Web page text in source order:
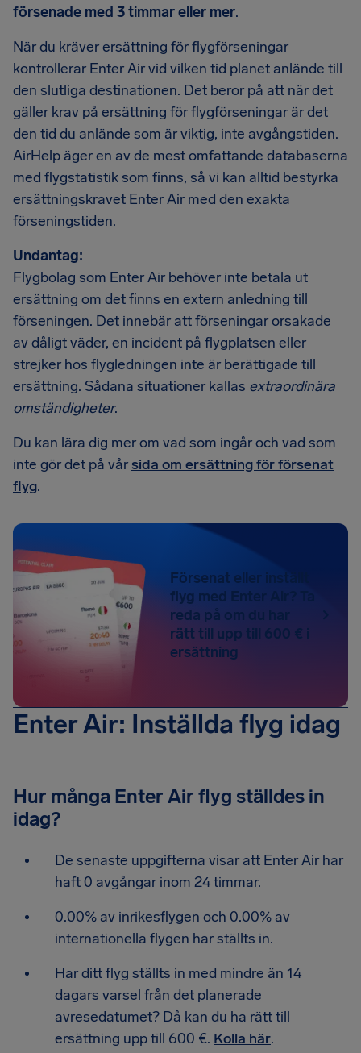
försenade med 3 timmar eller mer.
När du kräver ersättning för flygförseningar
kontrollerar Enter Air vid vilken tid planet anlände till
den slutliga destinationen. Det beror på att när det
gäller krav på ersättning för flygförseningar är det
den tid du anlände som är viktig, inte avgångstiden.
AirHelp äger en av de mest omfattande databaserna
med flygstatistik som finns, så vi kan alltid bestyrka
ersättningskravet Enter Air med den exakta
förseningstiden.
Undantag:
Flygbolag som Enter Air behöver inte betala ut
ersättning om det finns en extern anledning till
förseningen. Det innebär att förseningar orsakade
av dåligt väder, en incident på flygplatsen eller
strejker hos flygledningen inte är berättigade till
ersättning. Sådana situationer kallas extraordinära
omständigheter.
Du kan lära dig mer om vad som ingår och vad som
inte gör det på vårsida om ersättning för försenat
flyg.
Försenat eller inställt
flyg med Enter Air? Ta
reda på om du har
rätt till upp till 600 € i
ersättning
Enter Air: Inställda flyg idag
Hur många Enter Air flyg ställdes in
idag?
De senaste uppgifterna visar att Enter Air har
haft 0 avgångar inom 24 timmar.
0.00% av inrikesflygen och 0.00% av
internationella flygen har ställts in.
Har ditt flyg ställts in med mindre än 14
dagars varsel från det planerade
avresedatumet? Då kan du ha rätt till
ersättning upp till 600 €. Kolla här.